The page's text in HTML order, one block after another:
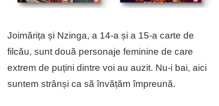
Joimărița și Nzinga, a 14-a și a 15-a carte de
filcău, sunt două personaje feminine de care
extrem de puțini dintre voi au auzit. Nu-i bai, aici
suntem strânși ca să învățăm împreună.